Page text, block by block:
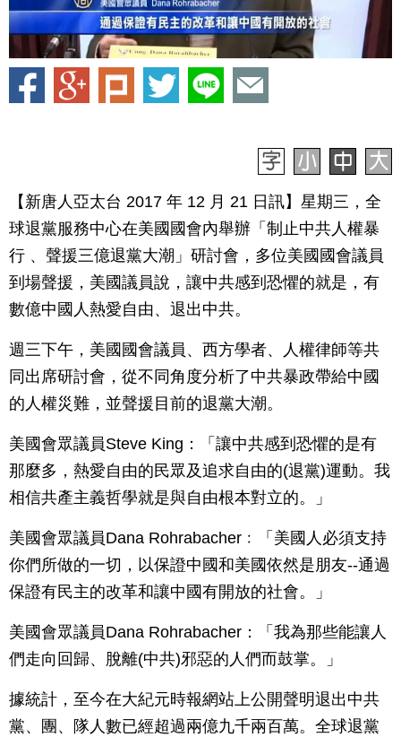
【新唐人亞太台 2017 年 12 月 21 日訊】星期三，全
球退黨服務中心在美國國會內舉辦「制止中共人權暴
行 、聲援三億退黨大潮」研討會，多位美國國會議員
到場聲援，美國議員說，讓中共感到恐懼的就是，有
數億中國人熱愛自由、退出中共。
週三下午，美國國會議員、西方學者、人權律師等共
同出席研討會，從不同角度分析了中共暴政帶給中國
的人權災難，並聲援目前的退黨大潮。
美國會眾議員Steve King：「讓中共感到恐懼的是有
那麼多，熱愛自由的民眾及追求自由的(退黨)運動。我
相信共產主義哲學就是與自由根本對立的。」
美國會眾議員Dana Rohrabacher﹕「美國人必須支持
你們所做的一切，以保證中國和美國依然是朋友--通過
保證有民主的改革和讓中國有開放的社會。」
美國會眾議員Dana Rohrabacher：「我為那些能讓人
們走向回歸、脫離(中共)邪惡的人們而鼓掌。」
據統計，至今在大紀元時報網站上公開聲明退出中共
黨、團、隊人數已經超過兩億九千兩百萬。全球退黨